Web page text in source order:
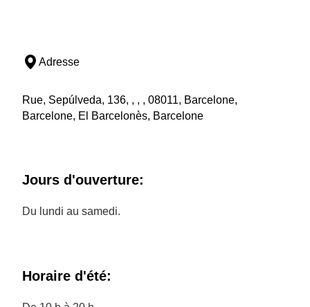
Adresse
Rue, Sepúlveda, 136, , , , 08011, Barcelone,
Barcelone, El Barcelonès, Barcelone
Jours d'ouverture:
Du lundi au samedi.
Horaire d'été: